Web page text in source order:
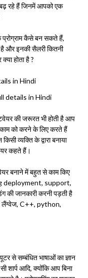
बढ़ रहे हैं जिनमें आपको एक
प्रोग्राम कैसे बन सकते हैं,
है और इनकी सैलरी कितनी
होता है ?
details in Hindi
की जरूरत भी होती है आप
को करने के लिए करते हैं
व्यक्ति के द्वारा बनाया
कहते हैं।
बनाने में बहुत से काम किए
deployment, support,
की जानकारी करनी पड़ती है
लैंग्वेज, C++, python,
से सम्बंधित भाषाओं का ज्ञान
शार्प आदि, क्योंकि आप बिना